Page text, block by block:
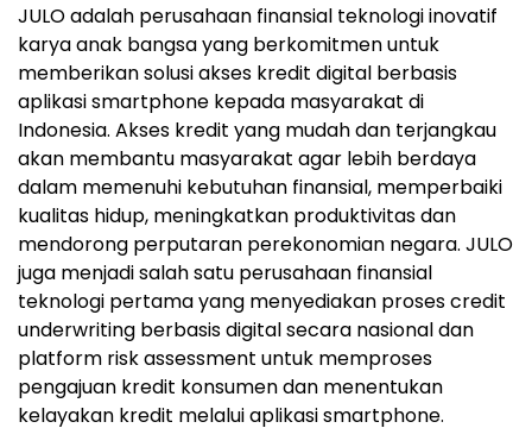
JULO adalah perusahaan finansial teknologi inovatif
karya anak bangsa yang berkomitmen untuk
memberikan solusi akses kredit digital berbasis
aplikasi smartphone kepada masyarakat di
Indonesia. Akses kredit yang mudah dan terjangkau
akan membantu masyarakat agar lebih berdaya
dalam memenuhi kebutuhan finansial, memperbaiki
kualitas hidup, meningkatkan produktivitas dan
mendorong perputaran perekonomian negara. JULO
juga menjadi salah satu perusahaan finansial
teknologi pertama yang menyediakan proses credit
underwriting berbasis digital secara nasional dan
platform risk assessment untuk memproses
pengajuan kredit konsumen dan menentukan
kelayakan kredit melalui aplikasi smartphone.